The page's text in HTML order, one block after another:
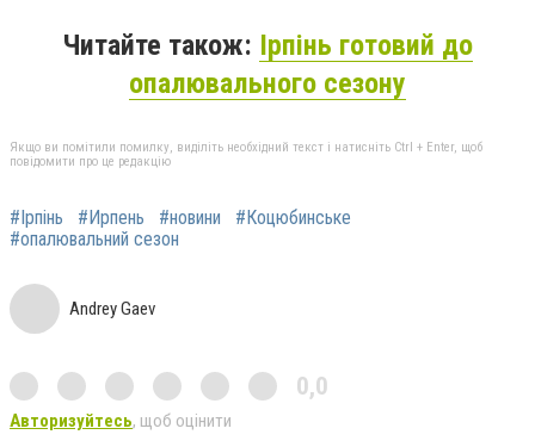
Читайте також: Ірпінь готовий до
опалювального сезону
Якщо ви помітили помилку, виділіть необхідний текст і натисніть Ctrl + Enter, щоб
повідомити про це редакцію
#Ірпінь #Ирпень #новини
#Коцюбинське
#опалювальний сезон
Andrey Gaev
0,0
Авторизуйтесь, щоб оцінити